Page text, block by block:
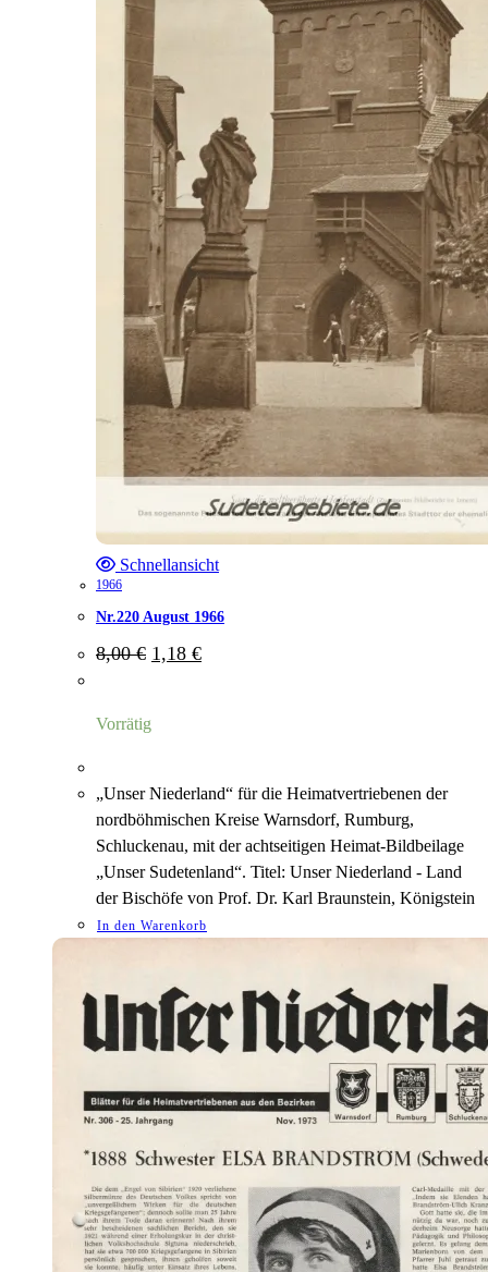
Schnellansicht
1966
Nr.220 August 1966
8,00€ Ursprünglicher
Preis
1,18 €Aktueller
Preis
Vorrätig
„Unser Niederland“ für die Heimatvertriebenen der
nordböhmischen Kreise Warnsdorf, Rumburg,
Schluckenau, mit der achtseitigen Heimat-Bildbeilage
„Unser Sudetenland“. Titel: Unser Niederland - Land
der Bischöfe von Prof. Dr. Karl Braunstein, Königstein
In den Warenkorb